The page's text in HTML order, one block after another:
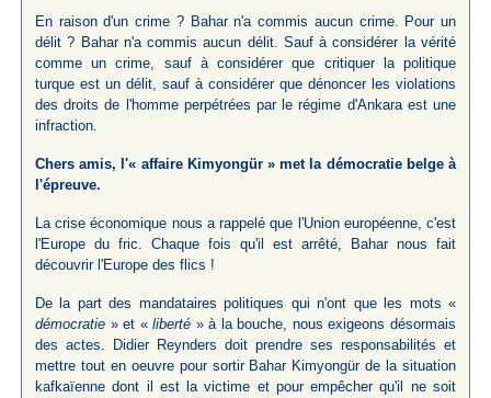
En raison d'un crime ? Bahar n'a commis aucun crime. Pour un
délit ? Bahar n'a commis aucun délit. Sauf à considérer la vérité
comme un crime, sauf à considérer que critiquer la politique
turque est un délit, sauf à considérer que dénoncer les violations
des droits de l'homme perpétrées par le régime d'Ankara est une
infraction.
Chers amis, l'« affaire Kimyongür » met la démocratie belge à
l'épreuve.
La crise économique nous a rappelé que l'Union européenne, c'est
l'Europe du fric. Chaque fois qu'il est arrêté, Bahar nous fait
découvrir l'Europe des flics !
De la part des mandataires politiques qui n'ont que les mots «
démocratie » et «liberté » à la bouche, nous exigeons désormais
des actes. Didier Reynders doit prendre ses responsabilités et
mettre tout en oeuvre pour sortir Bahar Kimyongür de la situation
kafkaïenne dont il est la victime et pour empêcher qu'il ne soit